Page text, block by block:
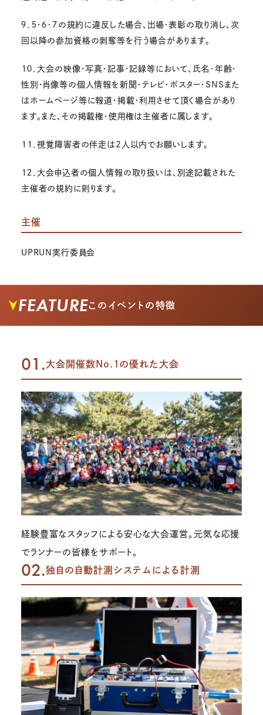
９．５・６・７の規約に違反した場合、出場・表彰の取り消し、次
回以降の参加資格の剥奪等を行う場合があります。
１０．大会の映像・写真・記事・記録等において、氏名・年齢・
性別・肖像等の個人情報を新聞・テレビ・ポスター・SNSまた
はホームページ等に報道・掲載・利用させて頂く場合があり
ます。また、その掲載権・使用権は主催者に属します。
１１．視覚障害者の伴走は2人以内でお願いします。
１２．大会申込者の個人情報の取り扱いは、別途記載された
主催者の規約に則ります。
主催
UPRUN実行委員会
FEATUREこのイベントの特徴
01.大会開催数No.1の優れた大会
経験豊富なスタッフによる安心な大会運営。元気な応援
でランナーの皆様をサポート。
02.独自の自動計測システムによる計測